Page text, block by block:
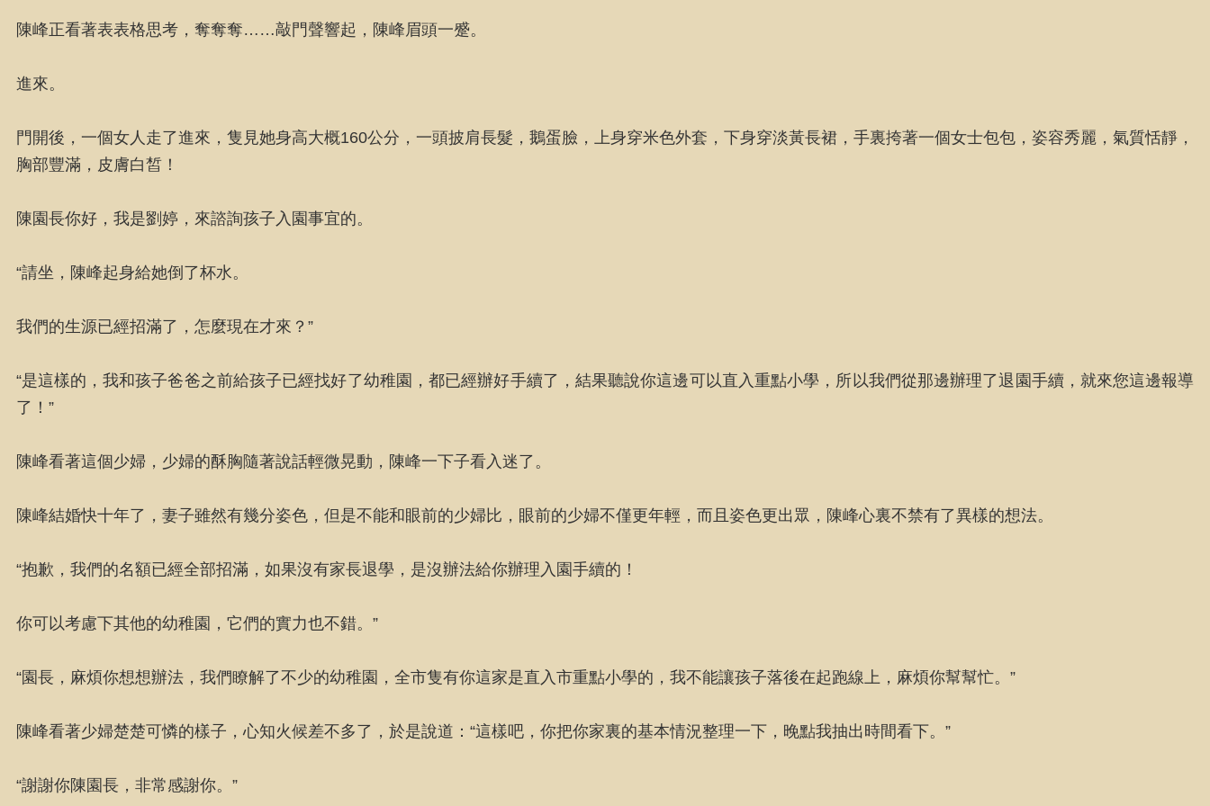
陳峰正看著表表格思考，奪奪奪……敲門聲響起，陳峰眉頭一蹙。
進來。
門開後，一個女人走了進來，隻見她身高大概160公分，一頭披肩長髮，鵝蛋臉，上身穿米色外套，下身穿淡黃長裙，手裏挎著一個女士包包，姿容秀麗，氣質恬靜，
胸部豐滿，皮膚白皙！
陳園長你好，我是劉婷，來諮詢孩子入園事宜的。
“請坐，陳峰起身給她倒了杯水。
我們的生源已經招滿了，怎麼現在才來？”
“是這樣的，我和孩子爸爸之前給孩子已經找好了幼稚園，都已經辦好手續了，結果聽說你這邊可以直入重點小學，所以我們從那邊辦理了退園手續，就來您這邊報導
了！”
陳峰看著這個少婦，少婦的酥胸隨著說話輕微晃動，陳峰一下子看入迷了。
陳峰結婚快十年了，妻子雖然有幾分姿色，但是不能和眼前的少婦比，眼前的少婦不僅更年輕，而且姿色更出眾，陳峰心裏不禁有了異樣的想法。
“抱歉，我們的名額已經全部招滿，如果沒有家長退學，是沒辦法給你辦理入園手續的！
你可以考慮下其他的幼稚園，它們的實力也不錯。”
“園長，麻煩你想想辦法，我們瞭解了不少的幼稚園，全市隻有你這家是直入市重點小學的，我不能讓孩子落後在起跑線上，麻煩你幫幫忙。”
陳峰看著少婦楚楚可憐的樣子，心知火候差不多了，於是說道：“這樣吧，你把你家裏的基本情況整理一下，晚點我抽出時間看下。”
“謝謝你陳園長，非常感謝你。”